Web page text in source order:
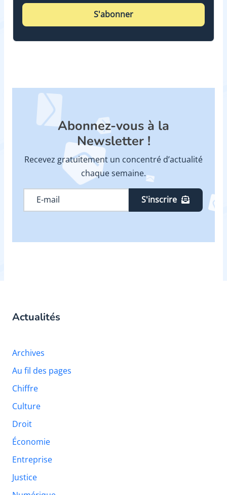
S'abonner
Abonnez-vous à la
Newsletter !
Recevez gratuitement un concentré d’actualité
chaque semaine.
S'inscrire
Actualités
Archives
Au fil des pages
Chiffre
Culture
Droit
Économie
Entreprise
Justice